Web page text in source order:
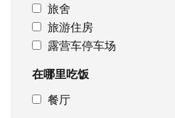
旅舍
旅游住房
露营车停车场
在哪里吃饭
餐厅